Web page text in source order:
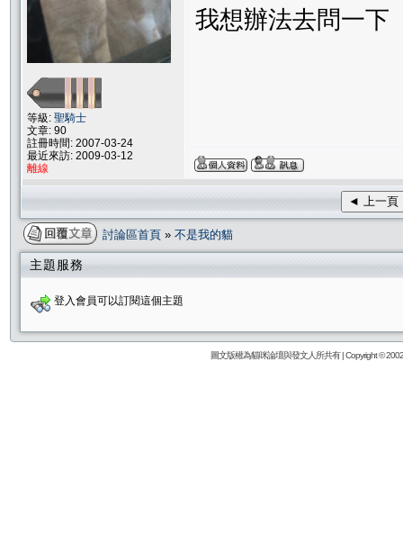
等級: 聖騎士
文章: 90
註冊時間: 2007-03-24
最近來訪: 2009-03-12
離線
我想辦法去問一下
◄ 上一頁
討論區首頁 » 不是我的貓
主題服務
登入會員可以訂閱這個主題
圖文版權為貓咪論壇與發文人所共有 | Copyright ©